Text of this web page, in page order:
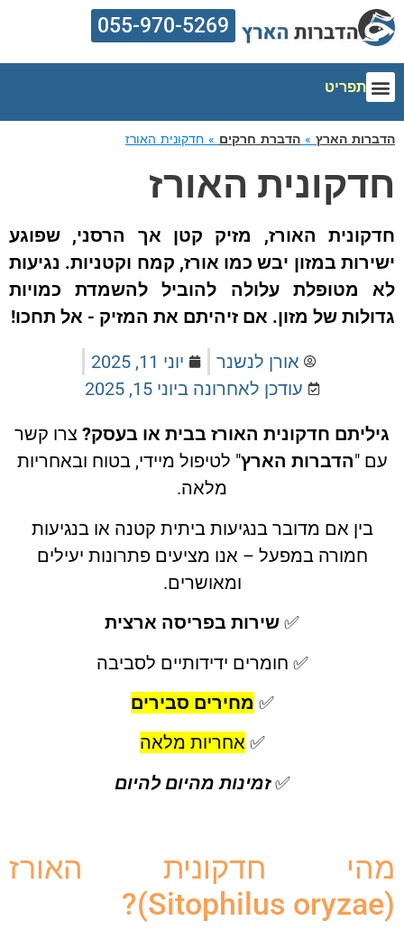
055-970-5269
תפריט
הארץ»הדברת חרקים»חדקונית האורז
האורז
האורז, מזיק קטן אך הרסני, שפוגע
במזון יבש כמו אורז, קמח וקטניות. נגיעות
מטופלת עלולה להוביל להשמדת כמויות
של מזון. אם זיהיתם את המזיק - אל תחכו!
אורן לנשנר
יוני 11, 2025
עודכן לאחרונה ביוני 15, 2025
חדקונית האורז בבית או בעסק?צרו קשר
"הדברות הארץ" לטיפול מיידי, בטוח ובאחריות
מלאה.
בין אם מדובר בנגיעות ביתית קטנה או בנגיעות
חמורה במפעל – אנו מציעים פתרונות יעילים
ומאושרים.
שירות בפריסה ארצית
✅ חומרים ידידותיים לסביבה
מחירים סבירים
אחריות מלאה
זמינות מהיום להיום
חדקונית האורז